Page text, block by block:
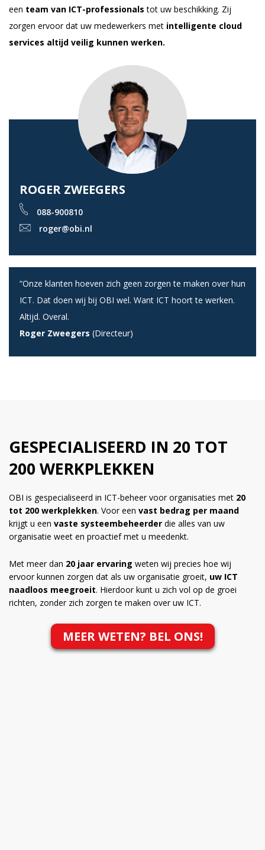
een team van ICT-professionals tot uw beschikking. Zij
zorgen ervoor dat uw medewerkers met intelligente cloud
services altijd veilig kunnen werken.
ROGER ZWEEGERS
088-900810
roger@obi.nl
“Onze klanten hoeven zich geen zorgen te maken over hun
ICT. Dat doen wij bij OBI wel. Want ICT hoort te werken.
Altijd. Overal.
Roger Zweegers (Directeur)
GESPECIALISEERD IN 20 TOT
200 WERKPLEKKEN
OBI is gespecialiseerd in ICT-beheer voor organisaties met 20
tot 200 werkplekken. Voor een vast bedrag per maand
krijgt u een vaste systeembeheerder die alles van uw
organisatie weet en proactief met u meedenkt.
Met meer dan 20 jaar ervaring weten wij precies hoe wij
ervoor kunnen zorgen dat als uw organisatie groeit, uw ICT
naadloos meegroeit. Hierdoor kunt u zich vol op de groei
richten, zonder zich zorgen te maken over uw ICT.
MEER WETEN? BEL ONS!